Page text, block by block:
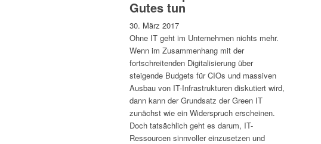
Gutes tun
30. März 2017
Ohne IT geht im Unternehmen nichts mehr.
Wenn im Zusammenhang mit der
fortschreitenden Digitalisierung über
steigende Budgets für CIOs und massiven
Ausbau von IT-Infrastrukturen diskutiert wird,
dann kann der Grundsatz der Green IT
zunächst wie ein Widerspruch erscheinen.
Doch tatsächlich geht es darum, IT-
Ressourcen sinnvoller einzusetzen und